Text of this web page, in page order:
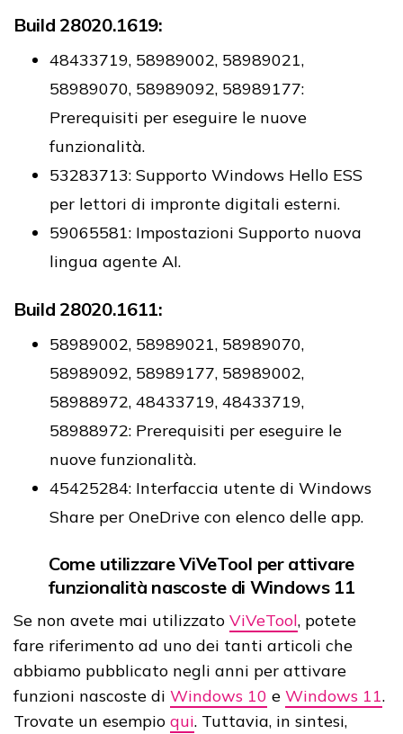
Build 28020.1619:
48433719, 58989002, 58989021,
58989070, 58989092, 58989177:
Prerequisiti per eseguire le nuove
funzionalità.
53283713: Supporto Windows Hello ESS
per lettori di impronte digitali esterni.
59065581: Impostazioni Supporto nuova
lingua agente AI.
Build 28020.1611:
58989002, 58989021, 58989070,
58989092, 58989177, 58989002,
58988972, 48433719, 48433719,
58988972: Prerequisiti per eseguire le
nuove funzionalità.
45425284: Interfaccia utente di Windows
Share per OneDrive con elenco delle app.
Come utilizzare ViVeTool per attivare
funzionalità nascoste di Windows 11
Se non avete mai utilizzato ViVeTool, potete
fare riferimento ad uno dei tanti articoli che
abbiamo pubblicato negli anni per attivare
funzioni nascoste di Windows 10 e Windows 11.
Trovate un esempio qui. Tuttavia, in sintesi,